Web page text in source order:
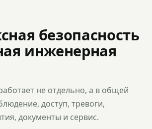
безопасность
инженерная
не отдельно, а в общей
доступ, тревоги,
документы и сервис.